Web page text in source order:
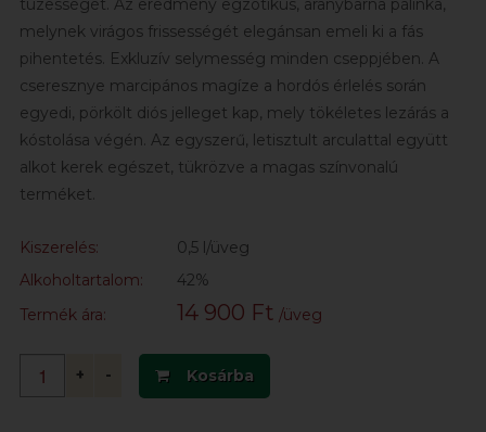
melynek virágos frissességét elegánsan emeli ki a fás
pihentetés. Exkluzív selymesség minden cseppjében. A
cseresznye marcipános magíze a hordós érlelés során
egyedi, pörkölt diós jelleget kap, mely tökéletes lezárás a
kóstolása végén. Az egyszerű, letisztult arculattal együtt
alkot kerek egészet, tükrözve a magas színvonalú
terméket.
Kiszerelés:
0,5 l/üveg
Alkoholtartalom:
42%
Termék ára:
14 900 Ft /üveg
+ - Kosárba